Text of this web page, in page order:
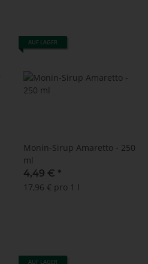
AUF LAGER
Monin-Sirup Amaretto - 250
ml
4,49 € *
17,96 € pro 1 l
AUF LAGER